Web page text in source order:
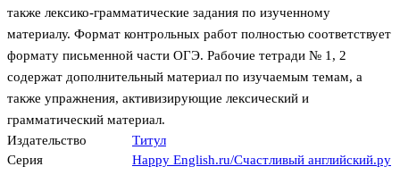
также лексико-грамматические задания по изученному
материалу. Формат контрольных работ полностью соответствует
формату письменной части ОГЭ. Рабочие тетради № 1, 2
содержат дополнительный материал по изучаемым темам, а
также упражнения, активизирующие лексический и
грамматический материал.
Издательство
Титул
Серия
Happy English.ru/Счастливый английский.ру